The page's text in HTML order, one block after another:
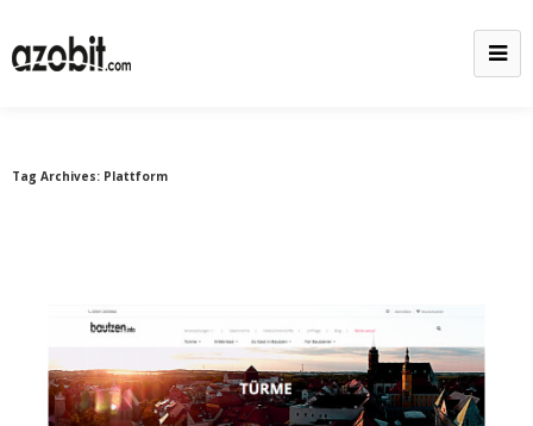
Tag Archives: Plattform